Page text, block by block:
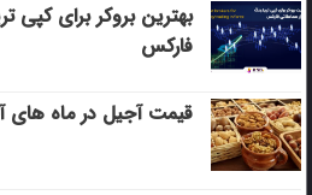
بهترین بروکر برای کپی‌
فارکس
قیمت آجیل در ماه های